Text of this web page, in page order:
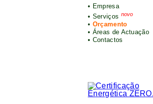
• Empresa
• Serviços novo
• Orçamento
• Áreas de Actuação
• Contactos